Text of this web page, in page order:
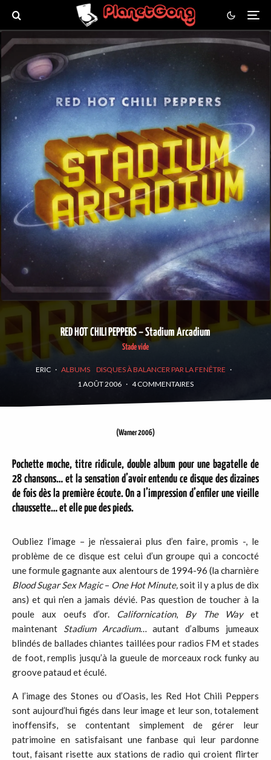
RED HOT CHILI PEPPERS – Stadium Arcadium
Stade vide
ERIC · ALBUMS DISQUES À BALANCER PAR LA FENÊTRE ·
1 AOÛT 2006 · 4 COMMENTAIRES
(Warner 2006)
Pochette moche, titre ridicule, double album pour une bagatelle de
28 chansons… et la sensation d’avoir entendu ce disque des dizaines
de fois dès la première écoute. On a l’impression d’enfiler une vieille
chaussette… et elle pue des pieds.
Oubliez l’image – je n’essaierai plus d’en faire, promis -, le
problème de ce disque est celui d’un groupe qui a concocté
une formule gagnante aux alentours de 1994-96 (la charnière
BloodSugar Sex Magic– One Hot Minute,soit il y a plus de dix
ans) et qui n’en a jamais dévié. Pas question de toucher à la
poule aux oeufs d’or. Californication, By The Wayet
maintenant Stadium Arcadium… autant d’albums jumeaux
blindés de ballades chiantes taillées pour radios FM et stades
de foot, remplis jusqu’à la gueule de morceaux rock funky au
groove pataud et éculé.
A l’image des Stones ou d’Oasis, les Red Hot Chili Peppers
sont aujourd’hui figés dans leur image et leur son, totalement
inoffensifs, se contentant simplement de gérer leur
patrimoine en satisfaisant une fanbase qui leur pardonne
tout, faisant risette aux stations de radio qui croient flirter